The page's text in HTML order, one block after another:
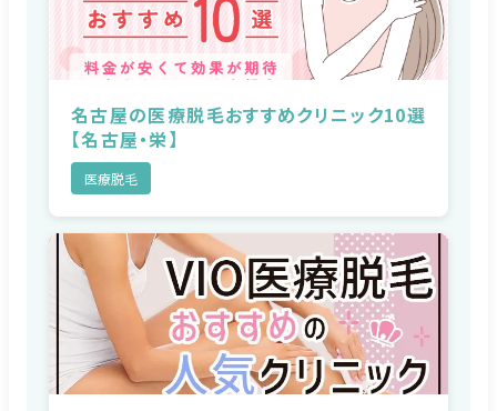
名古屋の医療脱毛おすすめクリニック10選
【名古屋・栄】
医療脱毛